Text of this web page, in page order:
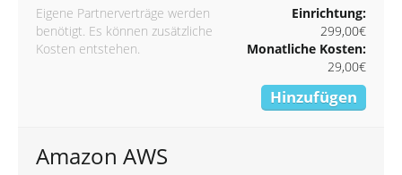
Eigene Partnerverträge werden
benötigt. Es können zusätzliche
Kosten entstehen.
Einrichtung:
299,00€
Monatliche Kosten:
29,00€
Hinzufügen
Amazon AWS